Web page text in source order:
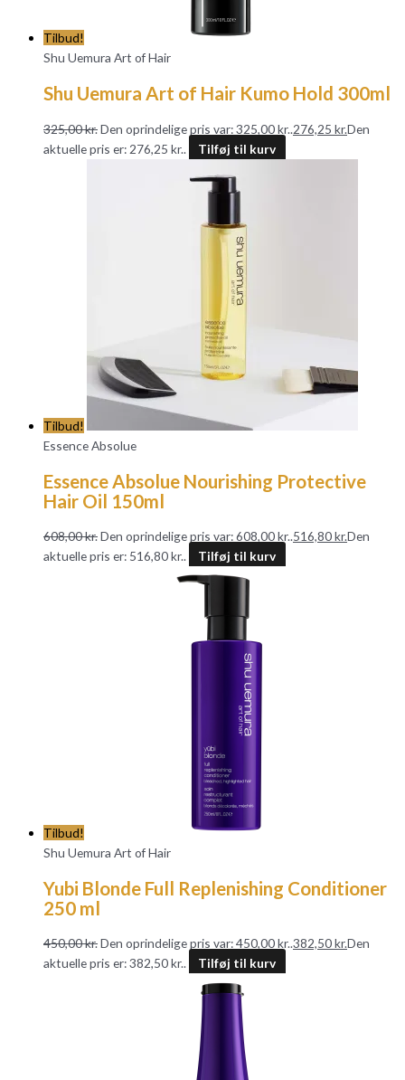
Tilbud!
Shu Uemura Art of Hair
Shu Uemura Art of Hair Kumo Hold 300ml
325,00kr.Den oprindelige pris var: 325,00 kr..276,25 kr.Den
aktuelle pris er: 276,25 kr..
Tilføj til kurv
Tilbud!
Essence Absolue
Essence Absolue Nourishing Protective
Hair Oil 150ml
608,00kr.Den oprindelige pris var: 608,00 kr..516,80kr.Den
aktuelle pris er: 516,80 kr..
Tilføj til kurv
Tilbud!
Shu Uemura Art of Hair
Yubi Blonde Full Replenishing Conditioner
250 ml
450,00kr.Den oprindelige pris var: 450,00 kr..382,50kr.Den
aktuelle pris er: 382,50 kr..
Tilføj til kurv